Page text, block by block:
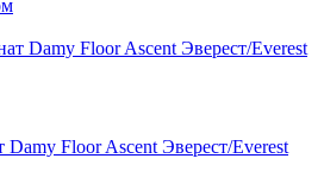
Floor Ascent Эверест/Everest